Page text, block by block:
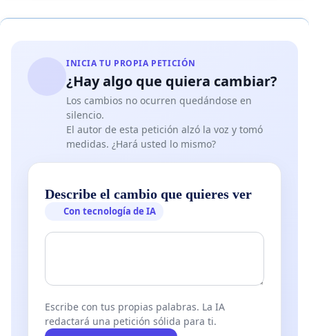
INICIA TU PROPIA PETICIÓN
¿Hay algo que quiera cambiar?
Los cambios no ocurren quedándose en
silencio.
El autor de esta petición alzó la voz y tomó
medidas. ¿Hará usted lo mismo?
Describe el cambio que quieres ver
Con tecnología de IA
Escribe con tus propias palabras. La IA
redactará una petición sólida para ti.